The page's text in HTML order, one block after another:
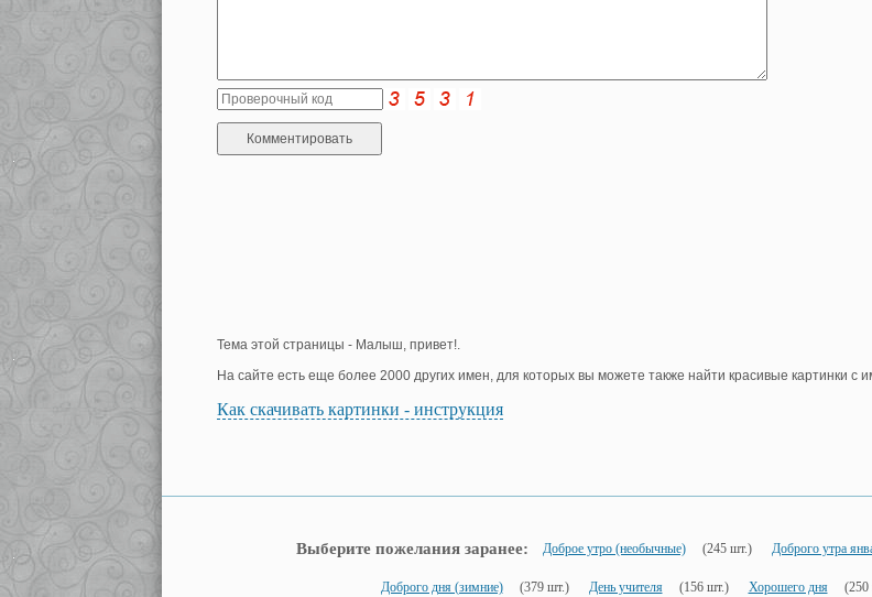
Тема этой страницы - Малыш, привет!.
На сайте есть еще более 2000 других имен, для которых вы можете также найти красивые картинки с
Как скачивать картинки - инструкция
Выберите пожелания заранее: Доброе утро (необычные) (245 шт.) Доброго утра
Доброго дня (зимние) (379 шт.) День учителя (156 шт.) Хорошего дня (250